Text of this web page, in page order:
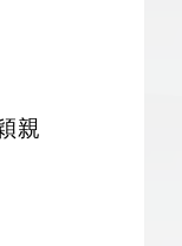
親